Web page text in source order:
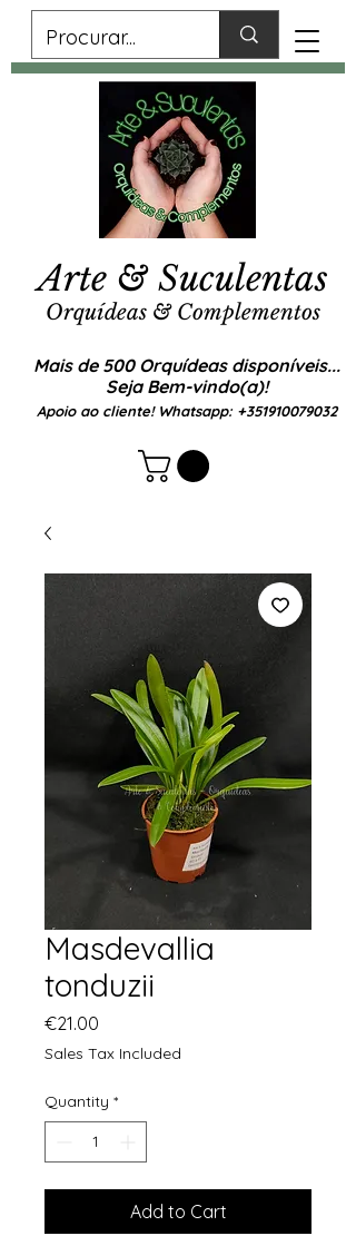
Mais de 500 Orquídeas disponíveis...
Seja Bem-vindo(a)!
Apoio ao cliente! Whatsapp: +351910079032
Arte & Suculentas
Orquídeas & Complementos
Masdevallia
tonduzii
€21.00
Sales Tax Included
Quantity *
Add to Cart